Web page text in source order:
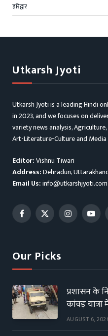
हरिद्वार
Utkarsh Jyoti
Utkarsh Jyoti is a leading Hindi
in 2023, and we focuses on
variety news analysis,
Art-Literature-Culture and Media
Editor:Vishnu Tiwari
Address:Dehradun,
Email Us:info@utkarshjyoti.com
Facebook
X
Instagram
Our Picks
प्रशासन के
कांवड़
AUGUST 6,